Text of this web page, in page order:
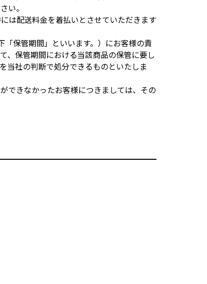
い。
は配送料金を着払いとさせていただきます
保管期間」といいます。）にお客様の責
、保管期間における当該商品の保管に要し
当社の判断で処分できるものといたしま
できなかったお客様につきましては、その